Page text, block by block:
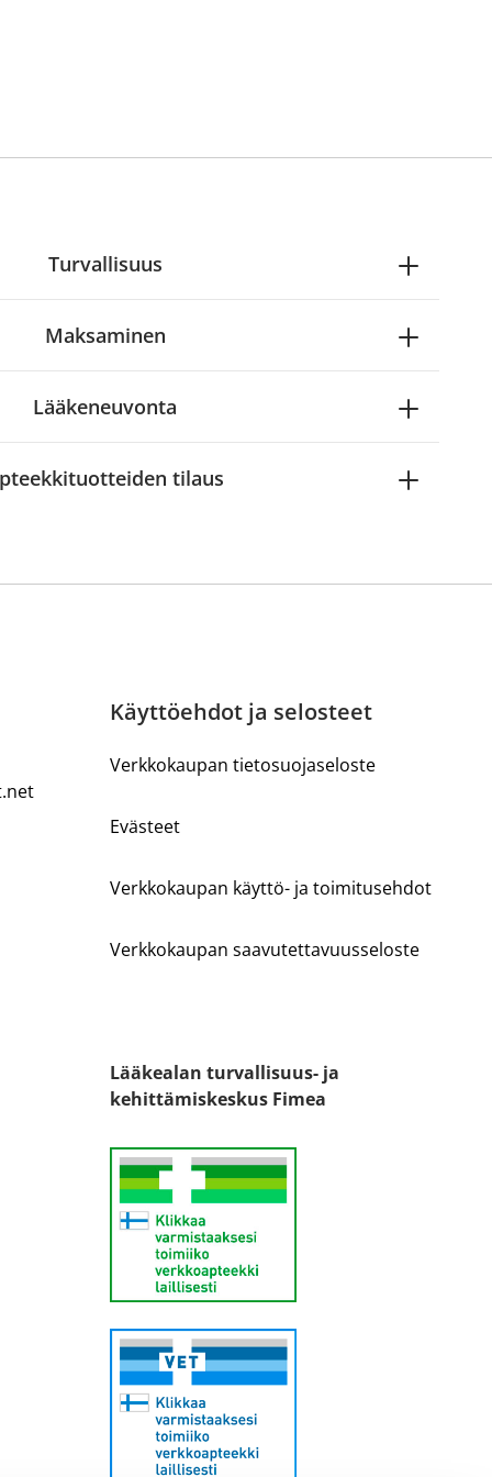
Turvallisuus
Maksaminen
Lääkeneuvonta
tilaus
Käyttöehdot ja selosteet
Verkkokaupan tietosuojaseloste
Evästeet
Verkkokaupan käyttö- ja toimitusehdot
Verkkokaupan saavutettavuusseloste
Lääkealan turvallisuus- ja
kehittämiskeskus Fimea